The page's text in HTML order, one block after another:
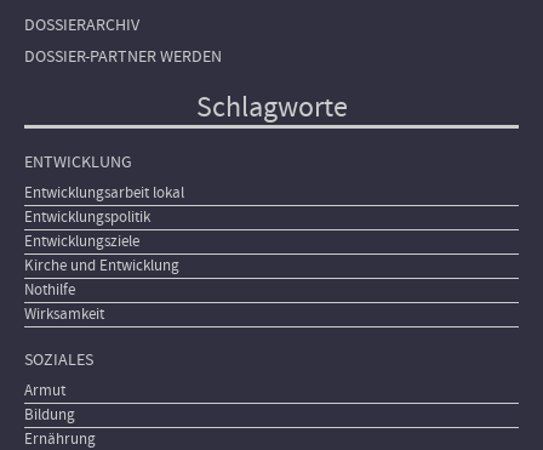
DOSSIERARCHIV
DOSSIER-PARTNER WERDEN
Schlagworte
ENTWICKLUNG
Entwicklungsarbeit lokal
Entwicklungspolitik
Entwicklungsziele
Kirche und Entwicklung
Nothilfe
Wirksamkeit
SOZIALES
Armut
Bildung
Ernährung